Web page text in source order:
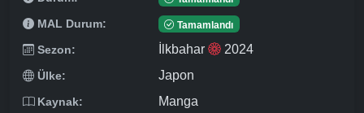
MAL Durum: Tamamlandı
Sezon: İlkbahar 2024
Ülke: Japon
Kaynak: Manga